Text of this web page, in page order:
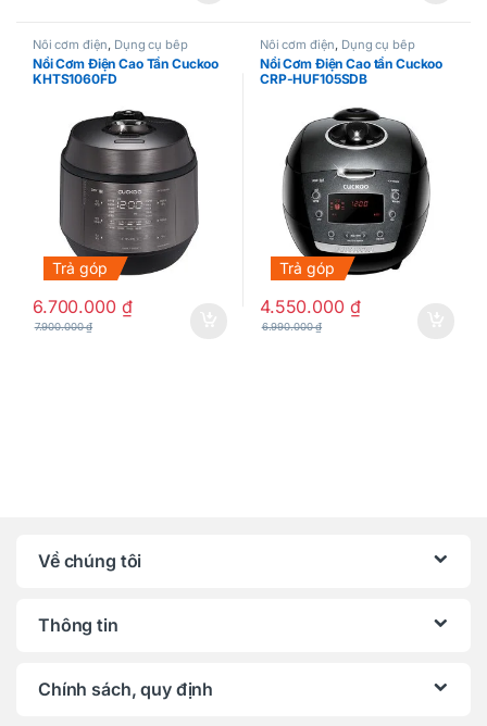
Nồi cơm điện, Dụng cụ bếp
Nồi Cơm Điện Cao Tần Cuckoo
KHTS1060FD
Trả góp
6.700.000 ₫
7.900.000₫
Nồi cơm điện, Dụng cụ bếp
Nồi Cơm Điện Cao tần Cuckoo
CRP-HUF105SDB
Trả góp
4.550.000 ₫
6.990.000₫
Về chúng tôi
Thông tin
Chính sách, quy định